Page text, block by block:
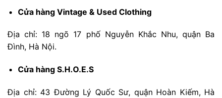
Cửa hàng Vintage & Used Clothing
Địa chỉ: 18 ngõ 17 phố Nguyễn Khắc Nhu, quận Ba
Đình, Hà Nội.
Cửa hàng S.H.O.E.S
Địa chỉ: 43 Đường Lý Quốc Sư, quận Hoàn Kiếm, Hà